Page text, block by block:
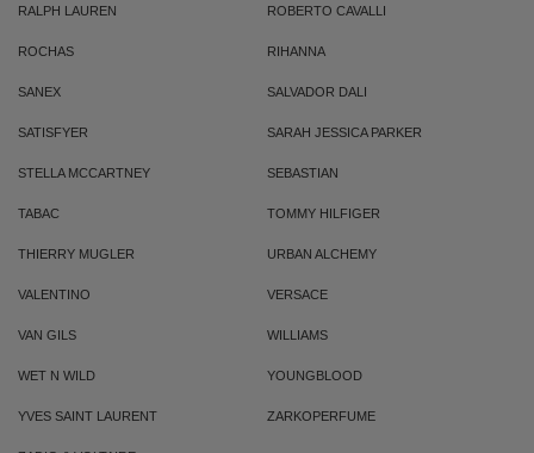
RALPH LAUREN ROBERTO CAVALLI
ROCHAS RIHANNA
SANEX SALVADOR DALI
SATISFYER SARAH JESSICA PARKER
STELLA MCCARTNEY SEBASTIAN
TABAC TOMMY HILFIGER
THIERRY MUGLER URBAN ALCHEMY
VALENTINO VERSACE
VAN GILS WILLIAMS
WET N WILD YOUNGBLOOD
YVES SAINT LAURENT ZARKOPERFUME